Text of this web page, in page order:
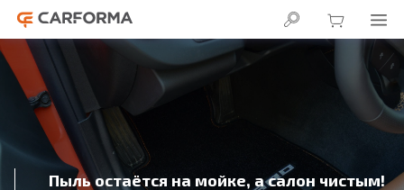
Пыль остаётся на мойке, а салон чистым!